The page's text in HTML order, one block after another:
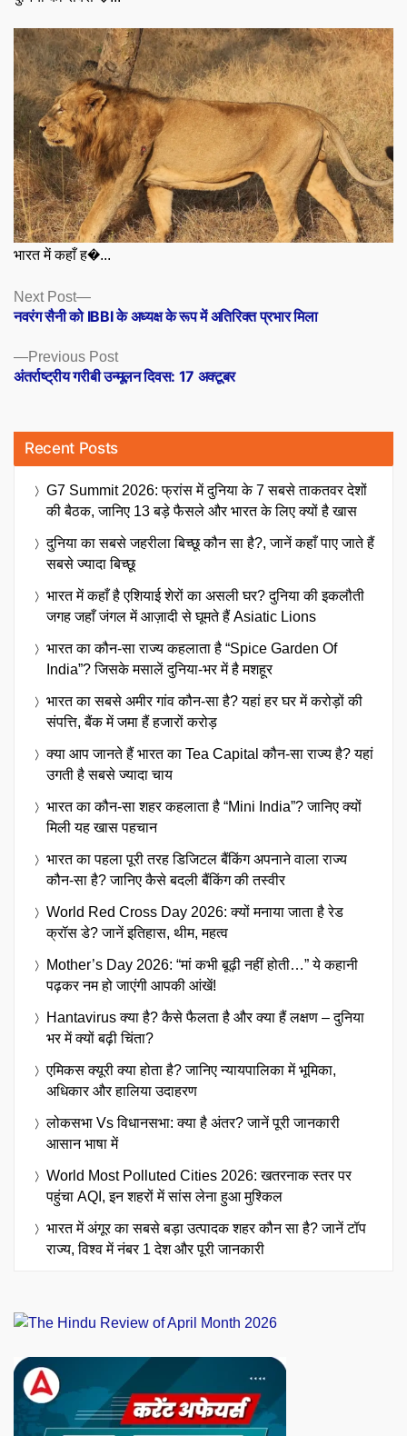
भारत में कहाँ ह�...
Posts
navigation
Previous PostPrevious
post:
अंतर्राष्ट्रीय गरीबी उन्मूलन दिवस: 17 अक्टूबर
Next Post
Next
post:
नवरंग सैनी को IBBI के अध्यक्ष के रूप में अतिरिक्त प्रभार मिला
Recent Posts
G7 Summit 2026: फ्रांस में दुनिया के 7 सबसे ताकतवर देशों
की बैठक, जानिए 13 बड़े फैसले और भारत के लिए क्यों है खास
दुनिया का सबसे जहरीला बिच्छू कौन सा है?, जानें कहाँ पाए जाते हैं
सबसे ज्यादा बिच्छू
भारत में कहाँ है एशियाई शेरों का असली घर? दुनिया की इकलौती
जगह जहाँ जंगल में आज़ादी से घूमते हैं Asiatic Lions
भारत का कौन-सा राज्य कहलाता है “Spice Garden Of
India”? जिसके मसालें दुनिया-भर में है मशहूर
भारत का सबसे अमीर गांव कौन-सा है? यहां हर घर में करोड़ों की
संपत्ति, बैंक में जमा हैं हजारों करोड़
क्या आप जानते हैं भारत का Tea Capital कौन-सा राज्य है? यहां
उगती है सबसे ज्यादा चाय
भारत का कौन-सा शहर कहलाता है “Mini India”? जानिए क्यों
मिली यह खास पहचान
भारत का पहला पूरी तरह डिजिटल बैंकिंग अपनाने वाला राज्य
कौन-सा है? जानिए कैसे बदली बैंकिंग की तस्वीर
World Red Cross Day 2026: क्यों मनाया जाता है रेड
क्रॉस डे? जानें इतिहास, थीम, महत्व
Mother’s Day 2026: “मां कभी बूढ़ी नहीं होती…” ये कहानी
पढ़कर नम हो जाएंगी आपकी आंखें!
Hantavirus क्या है? कैसे फैलता है और क्या हैं लक्षण – दुनिया
भर में क्यों बढ़ी चिंता?
एमिकस क्यूरी क्या होता है? जानिए न्यायपालिका में भूमिका,
अधिकार और हालिया उदाहरण
लोकसभा Vs विधानसभा: क्या है अंतर? जानें पूरी जानकारी
आसान भाषा में
World Most Polluted Cities 2026: खतरनाक स्तर पर
पहुंचा AQI, इन शहरों में सांस लेना हुआ मुश्किल
भारत में अंगूर का सबसे बड़ा उत्पादक शहर कौन सा है? जानें टॉप
राज्य, विश्व में नंबर 1 देश और पूरी जानकारी